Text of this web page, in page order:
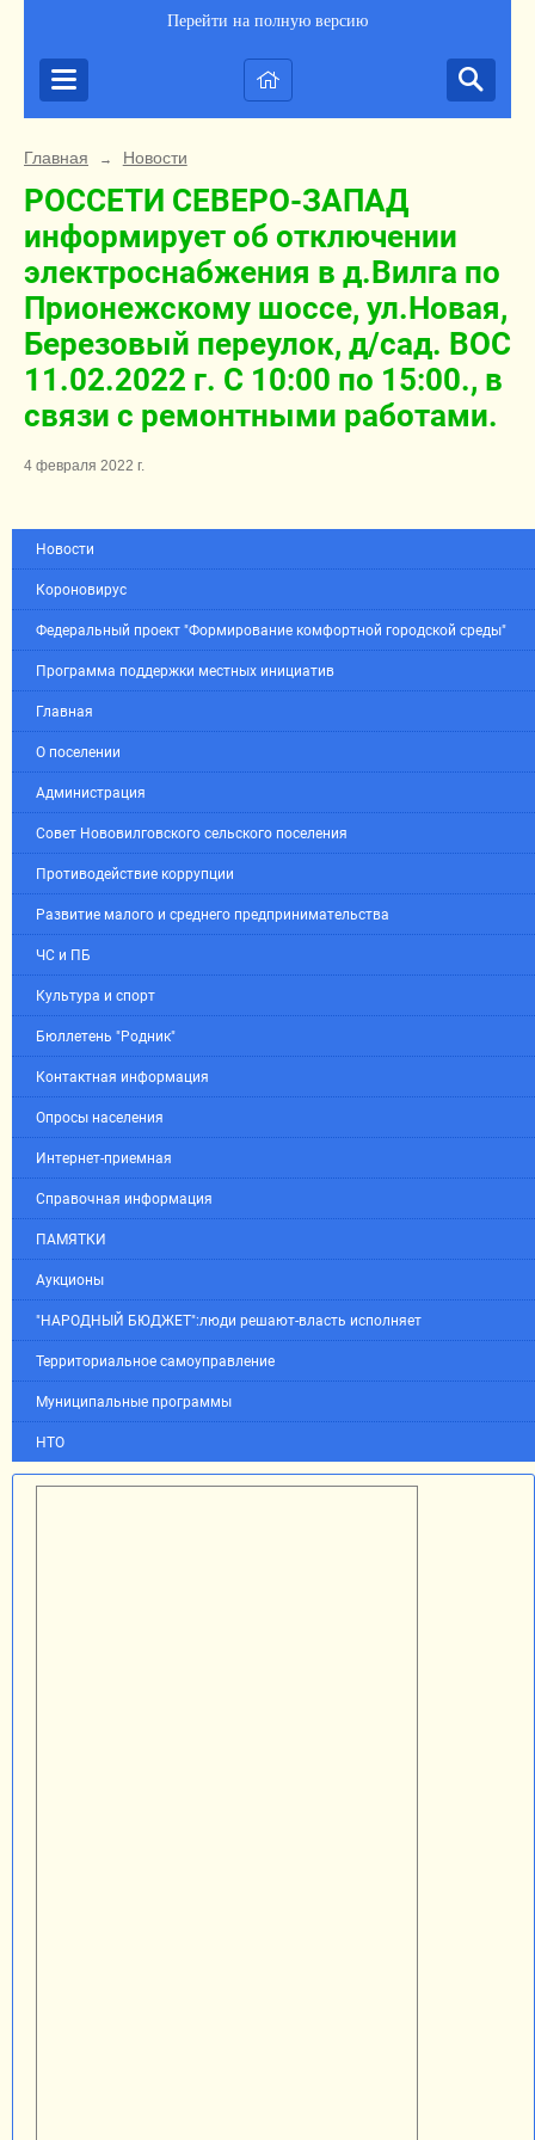
Перейти на полную версию
Главная → Новости
РОССЕТИ СЕВЕРО-ЗАПАД
информирует об отключении
электроснабжения в д.Вилга по
Прионежскому шоссе, ул.Новая,
Березовый переулок, д/сад. ВОС
11.02.2022 г. С 10:00 по 15:00., в
связи с ремонтными работами.
4 февраля 2022 г.
Новости
Короновирус
Федеральный проект "Формирование комфортной городской среды"
Программа поддержки местных инициатив
Главная
О поселении
Администрация
Совет Нововилговского сельского поселения
Противодействие коррупции
Развитие малого и среднего предпринимательства
ЧС и ПБ
Культура и спорт
Бюллетень "Родник"
Контактная информация
Опросы населения
Интернет-приемная
Справочная информация
ПАМЯТКИ
Аукционы
"НАРОДНЫЙ БЮДЖЕТ":люди решают-власть исполняет
Территориальное самоуправление
Муниципальные программы
НТО